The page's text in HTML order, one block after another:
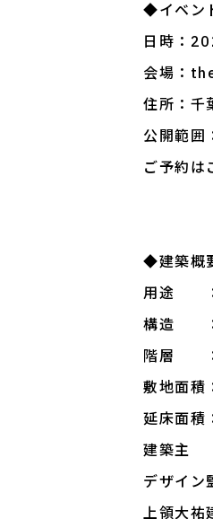
◆イベン
日時：
会場：
住所：千
公開範
ご予約は
◆建築概
用途 ：
構造 ：
階層 ：
敷地面
延床面
建築主
デザイン
上領大祐